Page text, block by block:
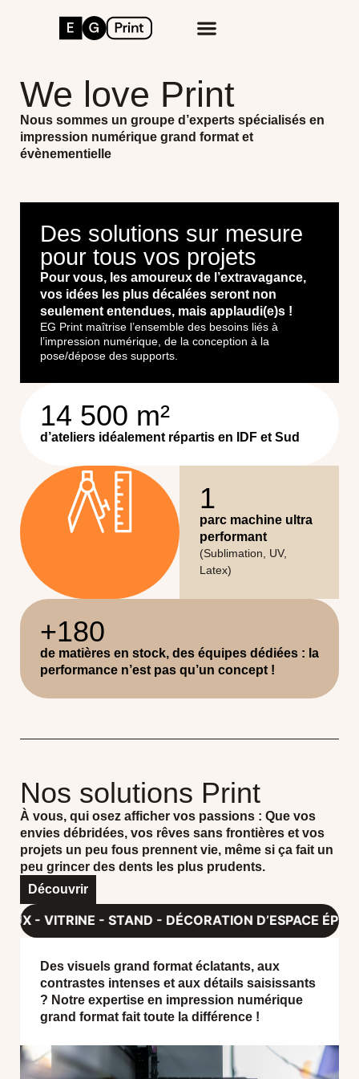
We love Print
Nous sommes un groupe d’experts spécialisés en
impression numérique grand format et
évènementielle
Des solutions sur mesure
pour tous vos projets
Pour vous, les amoureux de l’extravagance,
vos idées les plus décalées seront non
seulement entendues, mais applaudi(e)s !
EG Print maîtrise l’ensemble des besoins liés à
l’impression numérique, de la conception à la
pose/dépose des supports.
d’ateliers idéalement répartis en IDF et Sud
14 500 m²
parc machine ultra
performant
1
(Sublimation, UV,
Latex)
de matières en stock, des équipes dédiées : la
performance n’est pas qu’un concept !
+180
Nos solutions Print
À vous, qui osez afficher vos passions : Que vos
envies débridées, vos rêves sans frontières et vos
projets un peu fous prennent vie, même si ça fait un
peu grincer des dents les plus prudents.
Découvrir
- DÉCORATION D’ESPACE ÉPHÉMÈRE &
Des visuels grand format éclatants, aux
contrastes intenses et aux détails saisissants
? Notre expertise en impression numérique
grand format fait toute la différence !